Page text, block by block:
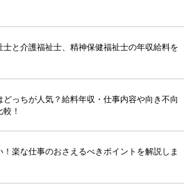
士と介護福祉士、精神保健福祉士の年収給料を
っちが人気？給料年収・仕事内容や向き不向
！
楽な仕事のおさえるべきポイントを解説しま